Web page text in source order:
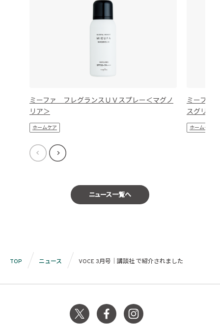
ミーファ フレグランスＵＶスプレー＜マグノ
リア＞
ホームケア
ミーファ
スグリー
ホームケア
ニュース一覧へ
TOP ニュース VOCE 3月号｜講談社 で紹介されました